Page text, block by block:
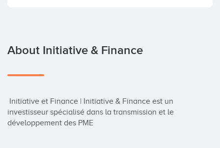
About Initiative & Finance
investisseur spécialisé dans la transmission et le
développement des PME